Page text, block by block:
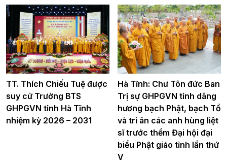
TT. Thích Chiếu Tuệ được
suy cử Trưởng BTS
GHPGVN tỉnh Hà Tĩnh
nhiệm kỳ 2026 – 2031
Hà Tĩnh: Chư Tôn đức Ban
Trị sự GHPGVN tỉnh dâng
hương bạch Phật, bạch Tổ
và tri ân các anh hùng liệt
sĩ trước thềm Đại hội đại
biểu Phật giáo tỉnh lần thứ
V